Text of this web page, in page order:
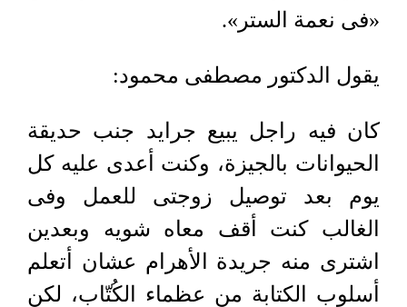
«فى نعمة الستر».
يقول الدكتور مصطفى محمود:
كان فيه راجل يبيع جرايد جنب حديقة
الحيوانات بالجيزة، وكنت أعدى عليه كل
يوم بعد توصيل زوجتى للعمل وفى
الغالب كنت أقف معاه شويه وبعدين
اشترى منه جريدة الأهرام عشان أتعلم
أسلوب الكتابة من عظماء الكُتّاب، لكن